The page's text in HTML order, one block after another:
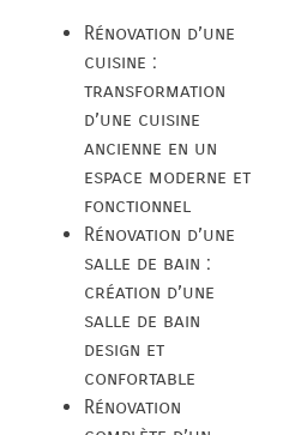
Rénovation d’une
cuisine :
transformation
d’une cuisine
ancienne en un
espace moderne et
fonctionnel
Rénovation d’une
salle de bain :
création d’une
salle de bain
design et
confortable
Rénovation